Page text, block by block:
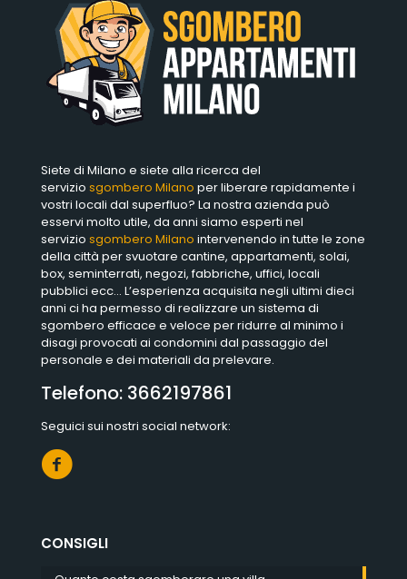
Siete di Milano e siete alla ricerca del
servizio sgombero Milano per liberare rapidamente i
vostri locali dal superfluo? La nostra azienda può
esservi molto utile, da anni siamo esperti nel
servizio sgombero Milano intervenendo in tutte le zone
della città per svuotare cantine, appartamenti, solai,
box, seminterrati, negozi, fabbriche, uffici, locali
pubblici ecc… L’esperienza acquisita negli ultimi dieci
anni ci ha permesso di realizzare un sistema di
sgombero efficace e veloce per ridurre al minimo i
disagi provocati ai condomini dal passaggio del
personale e dei materiali da prelevare.
Telefono: 3662197861
Seguici sui nostri social network:
CONSIGLI